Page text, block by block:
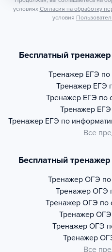
условиях Согласия на обработку
условия
Бесплатный
Тренажер ЕГЭ по
Тренажер ЕГЭ
Тренажер ЕГЭ по
Тренажер
Тренажер ЕГЭ по
Все
Бесплатный
Тренажер ОГЭ по
Тренажер ОГЭ
Тренажер ОГЭ по
Тренажер ОГЭ
Тренажер ОГЭ
Тренажер
Все